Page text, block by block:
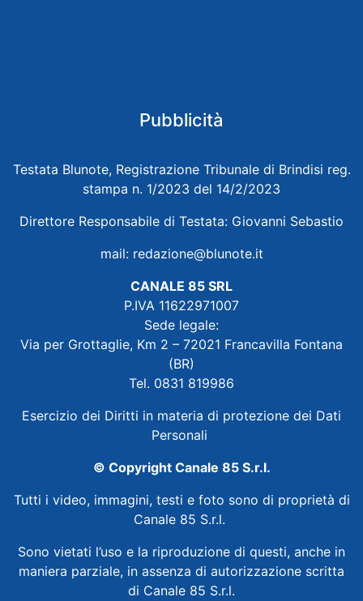
Pubblicità
Testata Blunote, Registrazione Tribunale di Brindisi reg.
stampa n. 1/2023 del 14/2/2023
Direttore Responsabile di Testata: Giovanni Sebastio
mail: redazione@blunote.it
CANALE 85 SRL
P.IVA 11622971007
Sede legale:
Via per Grottaglie, Km 2 – 72021 Francavilla Fontana
(BR)
Tel. 0831 819986
Esercizio dei Diritti in materia di protezione dei Dati
Personali
© Copyright Canale 85 S.r.l.
Tutti i video, immagini, testi e foto sono di proprietà di
Canale 85 S.r.l.
Sono vietati l’uso e la riproduzione di questi, anche in
maniera parziale, in assenza di autorizzazione scritta
di Canale 85 S.r.l.